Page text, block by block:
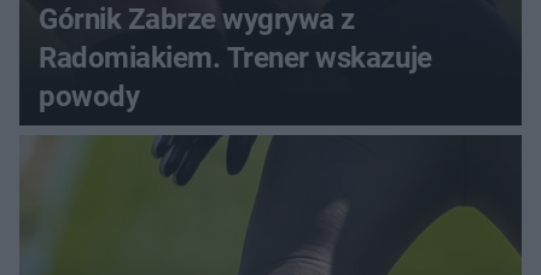
Górnik Zabrze wygrywa z
Radomiakiem. Trener wskazuje
powody